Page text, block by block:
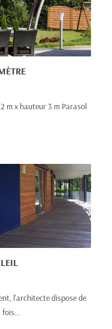
m x hauteur 3 m Parasol
l'architecte dispose de